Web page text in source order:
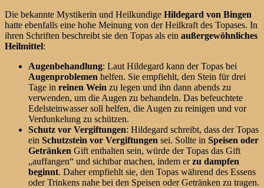
Die bekannte Mystikerin und Heilkundige Hildegard von Bingen
hatte ebenfalls eine hohe Meinung von der Heilkraft des Topases. In
ihren Schriften beschreibt sie den Topas als ein außergewöhnliches
Heilmittel:
Augenbehandlung: Laut Hildegard kann der Topas bei
Augenproblemen helfen. Sie empfiehlt, den Stein für drei
Tage in reinen Wein zu legen und ihn dann abends zu
verwenden, um die Augen zu behandeln. Das befeuchtete
Edelsteinwasser soll helfen, die Augen zu reinigen und vor
Verdunkelung zu schützen.
Schutz vor Vergiftungen: Hildegard schreibt, dass der Topas
ein Schutzstein vor Vergiftungen sei. Sollte in Speisen oder
Getränken Gift enthalten sein, würde der Topas das Gift
„auffangen“ und sichtbar machen, indem erzu dampfen
beginnt. Daher empfiehlt sie, den Topas während des Essens
oder Trinkens nahe bei den Speisen oder Getränken zu tragen.